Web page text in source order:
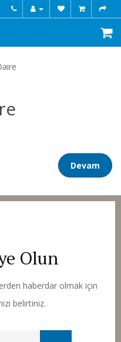
Devam
Olun
haberdar olmak için
belirtiniz.